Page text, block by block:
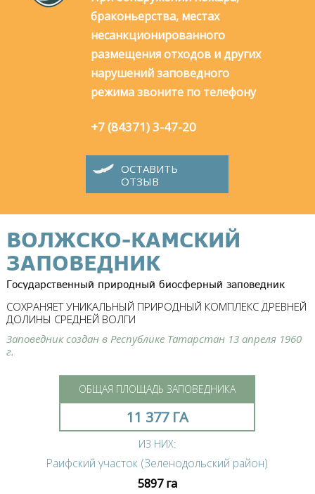
браконьерства, местах
несанкционированного
размещения отходов и других
нарушений заповедного
режима звоните по телефону
+7 (84371) 3-47-20
ОСТАВИТЬ
ОТЗЫВ
ВОЛЖСКО-КАМСКИЙ
ЗАПОВЕДНИК
Государственный природный биосферный заповедник
СОХРАНЯЕТ УНИКАЛЬНЫЙ ПРИРОДНЫЙ КОМПЛЕКС ДРЕВНЕЙ
ДОЛИНЫ СРЕДНЕЙ ВОЛГИ
Заповедник создан в Республике Татарстан 13 апреля 1960
г.
ОБЩАЯ ПЛОЩАДЬ ЗАПОВЕДНИКА
11 377 ГА
ИЗ НИХ:
Раифский участок (Зеленодольский район)
5897 га